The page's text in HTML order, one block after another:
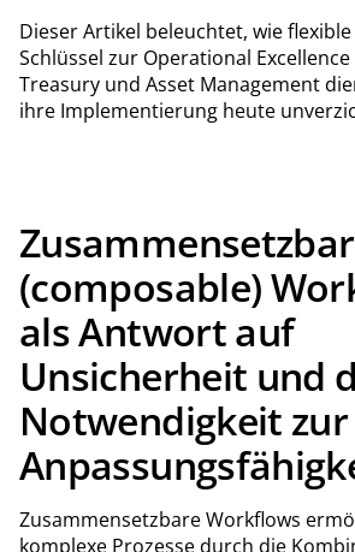
Dieser Artikel beleuchtet, wie
Schlüssel zur Operational
Treasury und Asset Management
ihre Implementierung heute
(composable)
als Antwort auf
Unsicherheit und
Notwendigkeit zur
Zusammensetzbare Workflows
komplexe Prozesse durch die